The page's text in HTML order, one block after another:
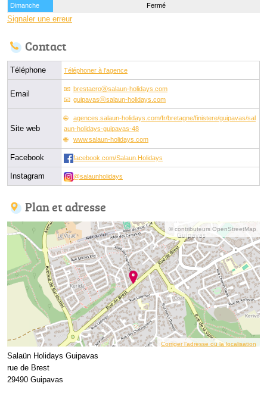
Dimanche
Fermé
Signaler une erreur
Contact
Téléphone Téléphoner à l'agence
Email
brestaeroⓐsalaun-holidays.com
guipavasⓐsalaun-holidays.com
Site web
agences.salaun-holidays.com/fr/bretagne/finistere/guipavas/sal
aun-holidays-guipavas-48
www.salaun-holidays.com
Facebook facebook.com/Salaun.Holidays
Instagram @salaunholidays
Plan et adresse
© contributeurs OpenStreetMap
Corriger l’adresse ou la localisation
Salaün Holidays Guipavas
rue de Brest
29490 Guipavas